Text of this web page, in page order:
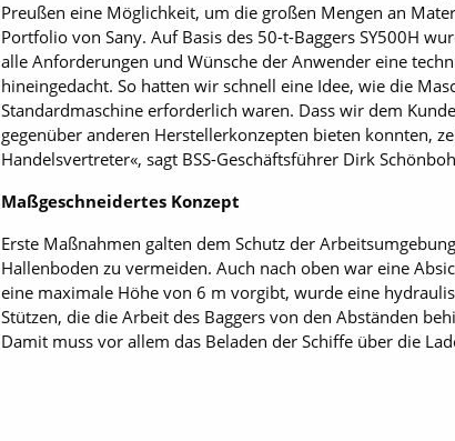
Preußen eine Möglichkeit, um die großen Mengen an
Portfolio von Sany. Auf Basis des 50-t-Baggers SY500H
alle Anforderungen und Wünsche der Anwender eine
hineingedacht. So hatten wir schnell eine Idee, wie die
Standardmaschine erforderlich waren. Dass wir dem
gegenüber anderen Herstellerkonzepten bieten konnten,
Handelsvertreter«, sagt BSS-Geschäftsführer Dirk
Maßgeschneidertes Konzept
Erste Maßnahmen galten dem Schutz der
Hallenboden zu vermeiden. Auch nach oben war eine
eine maximale Höhe von 6 m vorgibt, wurde eine
Stützen, die die Arbeit des Baggers von den Abständen
Damit muss vor allem das Beladen der Schiffe über die